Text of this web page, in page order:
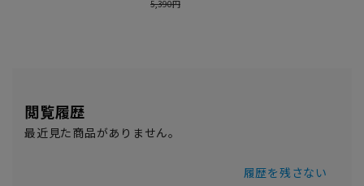
閲覧履歴
最近見た商品がありません。
履歴を残さない